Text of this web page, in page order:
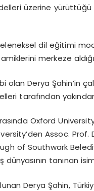
üzerine yürüttüğü
dil eğitimi
merkeze aldığı
olan Derya Şahin’in
tarafından
Oxford
Assoc.
of Southwark
tanınan
Derya Şahin,